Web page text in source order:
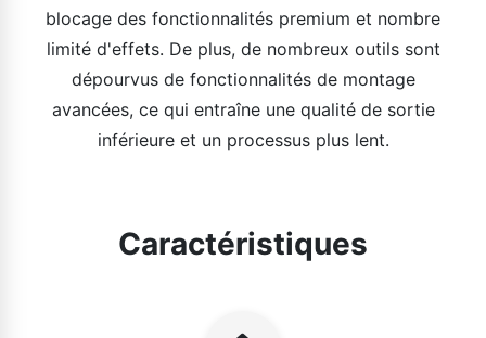
blocage des fonctionnalités premium et nombre
limité d'effets. De plus, de nombreux outils sont
dépourvus de fonctionnalités de montage
avancées, ce qui entraîne une qualité de sortie
inférieure et un processus plus lent.
Caractéristiques